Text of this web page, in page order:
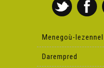
Menegoù-lezennel
Darempred